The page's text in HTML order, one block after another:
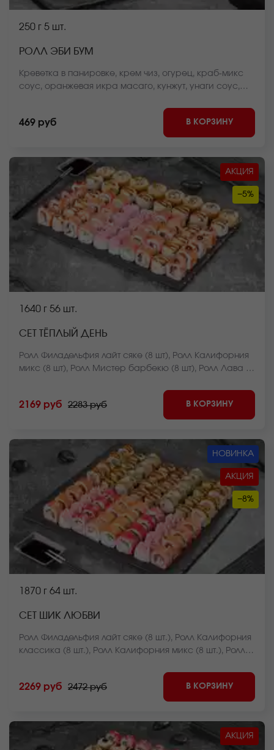
250 г 5 шт.
РОЛЛ ЭБИ БУМ
Креветка в панировке, крем чиз, огурец, краб-микс
соус, оранжевая икра масаго, кунжут, унаги соус,
469 руб В КОРЗИНУ
АКЦИЯ
−5%
1640 г 56 шт.
СЕТ ТЁПЛЫЙ ДЕНЬ
Ролл Филадельфия лайт сяке (8 шт), Ролл Калифорния
микс (8 шт), Ролл Мистер барбекю (8 шт), Ролл Лава с
Нежный с курицей запеченный (8 шт), Ролл Сумоку
запеченный (8 шт). *Внешний вид блюда может
2169 руб 2283 руб В КОРЗИНУ
НОВИНКА
АКЦИЯ
−8%
1870 г 64 шт.
СЕТ ШИК ЛЮБВИ
Ролл Филадельфия лайт сяке (8 шт.), Ролл Калифорния
классика (8 шт.), Ролл Калифорния микс (8 шт.), Ролл
шт.), Ролл Курочка в саду (8 шт.), Чесночный цезарь
ролл (8 шт.), Ролл Крабстер темпура (8 шт.). *Внешний
вид блюда может отличаться от фото на сайте.
2269 руб 2472 руб В КОРЗИНУ
АКЦИЯ